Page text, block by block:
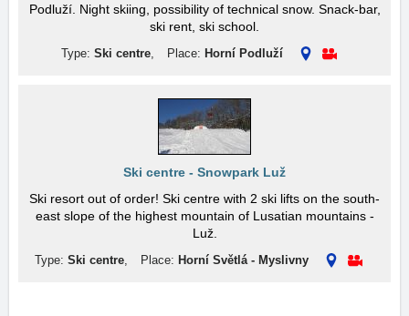
Podluží. Night skiing, possibility of technical snow. Snack-bar,
ski rent, ski school.
Type: Ski centre, Place: Horní Podluží
Ski centre - Snowpark Luž
Ski resort out of order! Ski centre with 2 ski lifts on the south-
east slope of the highest mountain of Lusatian mountains -
Luž.
Type: Ski centre, Place: Horní Světlá - Myslivny